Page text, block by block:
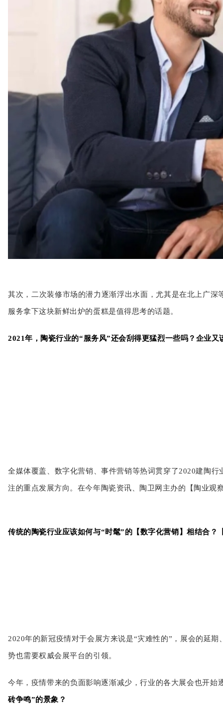
其次，二次装修市场的潜力逐渐浮出水面，尤其是在北上广
服务拿下这块新鲜出炉的蛋糕是值得思考的话题。
2021年，陶瓷行业的“服务风”还会刮得更猛烈一些吗？企业
全媒体覆盖、数字化营销、事件营销等热词贯穿了2020建陶
注的重点发展方向。在今年陶瓷资讯、陶卫网主办的【陶业
传统的陶瓷行业应该如何与“时髦”的【数字化营销】相结合
2020年的新冠疫情对于会展方来说是“灾难性的”，展会的延
势也需要权威会展平台的引领。
今年，疫情带来的负面影响逐渐减少，行业的各大展会也开始
砖争鸣”的景象？